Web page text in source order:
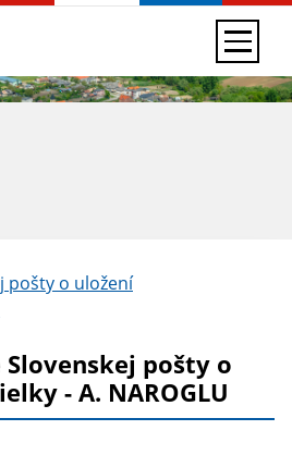
pošty o uložení
Slovenskej pošty o
- A. NAROGLU